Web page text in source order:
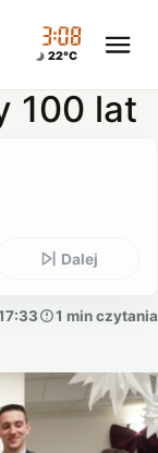
03:08
22°C
100 lat
Dalej
1 min czytania